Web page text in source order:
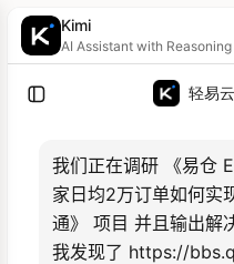
Kimi
AI Assistant with
轻易
我们正在调研 《易仓
家日均2万订单如何实
通》 项目 并且输出解
我发现了 https://